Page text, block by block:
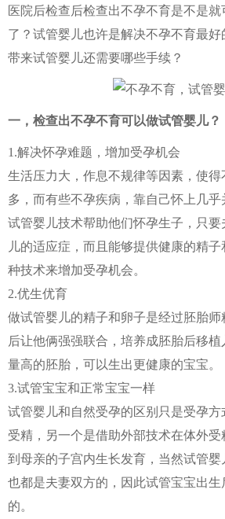
医院后检查后检查出不孕不育是不是
了？试管婴儿也许是解决不孕不育最
带来试管婴儿还需要哪些手续？
一，检查出不孕不育可以做试管婴儿？
1.解决怀孕难题，增加受孕机会
生活压力大，作息不规律等因素，使
多，而有些不孕疾病，靠自己怀上几
试管婴儿技术帮助他们怀孕生子，只
儿的适应症，而且能够提供健康的精
种技术来增加受孕机会。
2.优生优育
做试管婴儿的精子和卵子是经过胚胎
后让他俩强强联合，培养成胚胎后移
量高的胚胎，可以生出更健康的宝宝。
3.试管宝宝和正常宝宝一样
试管婴儿和自然受孕的区别只是受孕
受精，另一个是借助外部技术在体外受
到母亲的子宫内生长发育，当然试管
也都是夫妻双方的，因此试管宝宝出
的。